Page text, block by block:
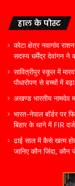
हाल के पोस्ट
कोटा क्षेत्र नवागांव
सदस्य धर्मेंद्र देवांगन
सावित्रीपुर स्कूल में
पौधारोपण से बच्चों में
अखण्ड भारतीय नामदेव
भारत-नेपाल बॉर्डर पर
बिहार के थाने में FIR दर्ज
ढाई साल में कैसे खत्म
जानिए कौन जिंदा,